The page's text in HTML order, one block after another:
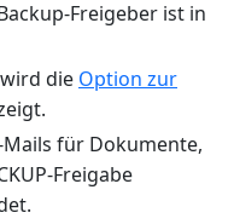
Freigeber ist in
die Option zur
für Dokumente,
Freigabe